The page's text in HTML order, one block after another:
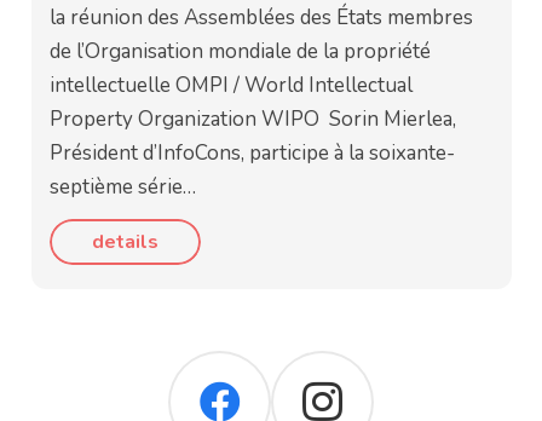
la réunion des Assemblées des États membres
de l’Organisation mondiale de la propriété
intellectuelle OMPI / World Intellectual
Property Organization WIPO Sorin Mierlea,
Président d’InfoCons, participe à la soixante-
septième série…
details